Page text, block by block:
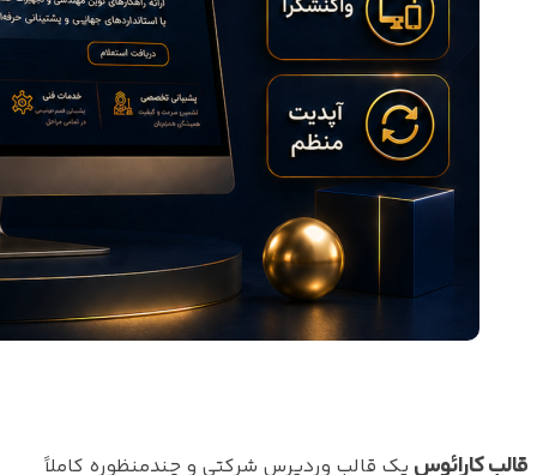
قالب کارائوس یک قالب وردپرس شرکتی و چندمنظوره کاملاً